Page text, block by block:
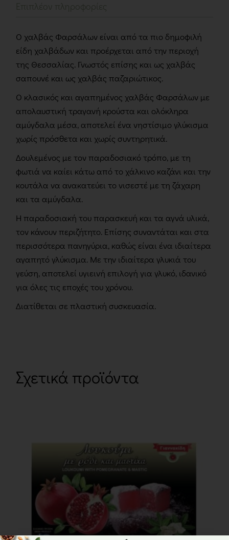
Ο χαλβάς Φαρσάλων είναι από τα πιο δημοφιλή
είδη χαλβάδων και προέρχεται από την περιοχή
της Θεσσαλίας. Γνωστός επίσης και ως χαλβάς
σαπουνέ και ως χαλβάς παζαριώτικος.
Ο κλασικός και αγαπημένος χαλβάς Φαρσάλων με
απολαυστική τραγανή κρούστα και ολόκληρα
αμύγδαλα μέσα, αποτελεί ένα νηστίσιμο γλύκισμα
χωρίς πρόσθετα και χωρίς συντηρητικά.
Δουλεμένος με τον παραδοσιακό τρόπο, με τη
φωτιά να καίει κάτω από το χάλκινο καζάνι και την
κουτάλα να ανακατεύει το νισεστέ με τη ζάχαρη
και τα αμύγδαλα.
Η παραδοσιακή του παρασκευή και τα αγνά υλικά,
τον κάνουν περιζήτητο. Επίσης συναντάται και στα
περισσότερα πανηγύρια, καθώς είναι ένα ιδιαίτερα
αγαπητό γλύκισμα. Με την ιδιαίτερα γλυκιά του
γεύση, αποτελεί υγιεινή επιλογή για γλυκό, ιδανικό
για όλες τις εποχές του χρόνου.
Διατίθεται σε πλαστική συσκευασία.
Σχετικά προϊόντα